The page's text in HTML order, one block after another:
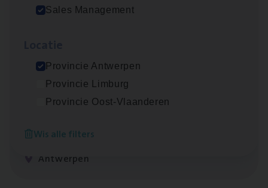
Sales Management
Provincie Antwerpen
Provincie Limburg
Provincie Oost-Vlaanderen
Wis alle filters
Cus­to­mer Care Expert
Antwerpen
Sales Management
Antwerpen